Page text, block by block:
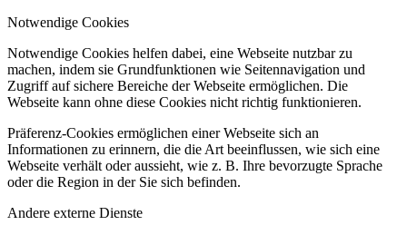
Notwendige Cookies
Notwendige Cookies helfen dabei, eine Webseite nutzbar zu
machen, indem sie Grundfunktionen wie Seitennavigation und
Zugriff auf sichere Bereiche der Webseite ermöglichen. Die
Webseite kann ohne diese Cookies nicht richtig funktionieren.
Präferenz-Cookies ermöglichen einer Webseite sich an
Informationen zu erinnern, die die Art beeinflussen, wie sich eine
Webseite verhält oder aussieht, wie z. B. Ihre bevorzugte Sprache
oder die Region in der Sie sich befinden.
Andere externe Dienste